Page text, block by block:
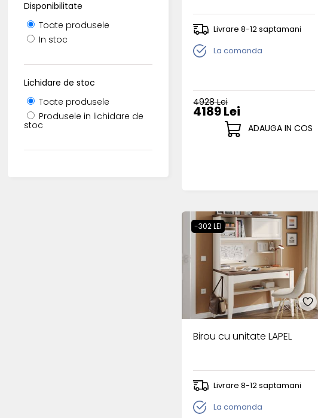
Disponibilitate
Toate produsele
In stoc
Lichidare de stoc
Toate produsele
Produsele in lichidare de
stoc
Livrare 8-12 saptamani
La comanda
4928 Lei
4189 Lei
ADAUGA IN COS
-302 LEI
Birou cu unitate LAPEL
Livrare 8-12 saptamani
La comanda